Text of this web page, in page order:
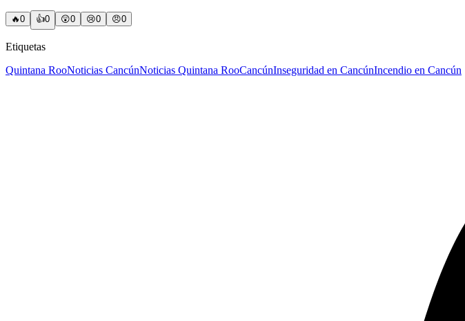
🔥0 👍0 😲0 😢0 😠0
Etiquetas
Quintana RooNoticias CancúnNoticias Quintana RooCancúnInseguridad en CancúnIncendio en Cancún